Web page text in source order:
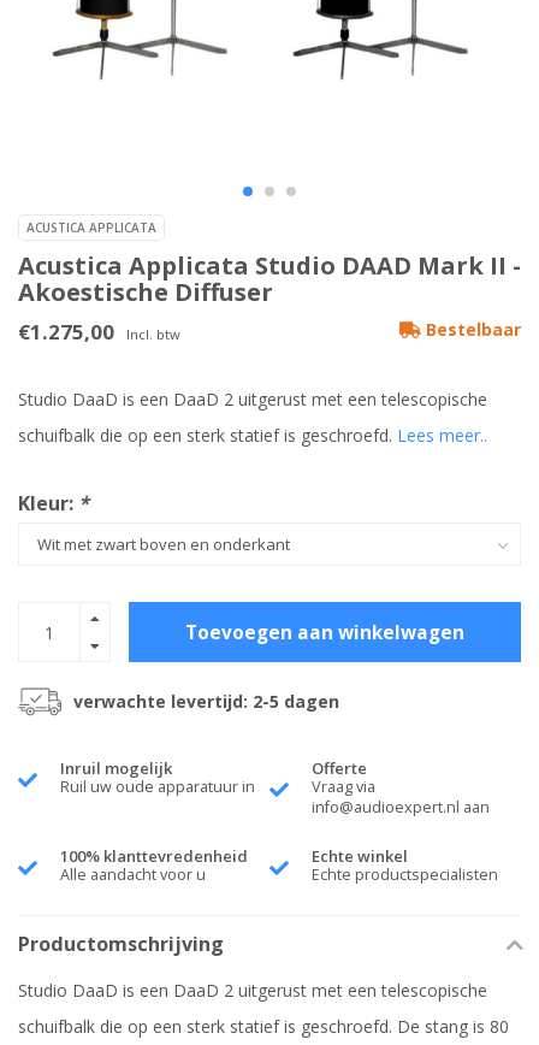
ACUSTICA APPLICATA
Acustica Applicata Studio DAAD Mark II -
Akoestische Diffuser
€1.275,00 Incl. btw Bestelbaar
Studio DaaD is een DaaD 2 uitgerust met een telescopische
schuifbalk die op een sterk statief is geschroefd. Lees meer..
Kleur: *
Toevoegen aan winkelwagen
verwachte levertijd: 2-5 dagen
Inruil mogelijk
Ruil uw oude apparatuur in
Offerte
Vraag via
info@audioexpert.nl aan
100% klanttevredenheid
Alle aandacht voor u
Echte winkel
Echte productspecialisten
Productomschrijving
Studio DaaD is een DaaD 2 uitgerust met een telescopische
schuifbalk die op een sterk statief is geschroefd. De stang is 80